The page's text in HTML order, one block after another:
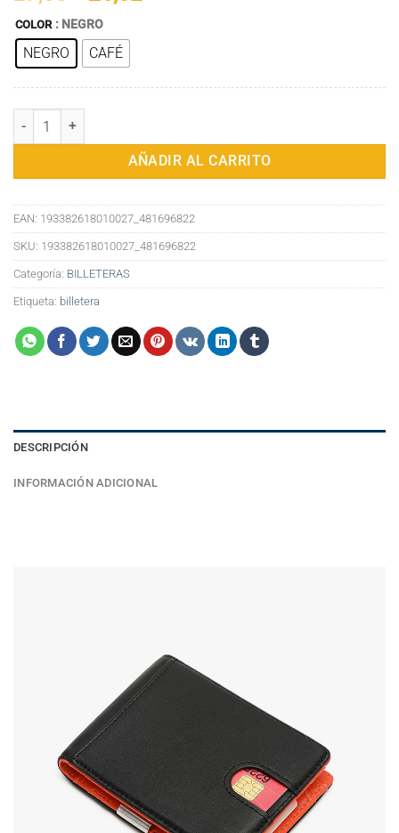
precio
original
era:
COLOR : NEGRO
NEGRO CAFÉ
Billetera Bifold Hombres Minimalista RFID Bloqueo de cuero
AÑADIR AL CARRITO
EAN: 193382618010027_481696822
SKU: 193382618010027_481696822
Categoría: BILLETERAS
Etiqueta: billetera
DESCRIPCIÓN
INFORMACIÓN ADICIONAL